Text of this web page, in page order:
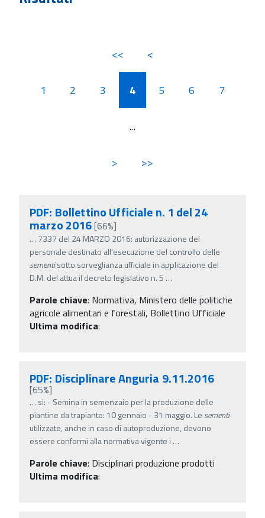
<< <
1 2 3 4 5 6 7
...
> >>
PDF: Bollettino Ufficiale n. 1 del 24
marzo 2016[66%]
… 7337 del 24 MARZO 2016: autorizzazione del
personale destinato all'esecuzione del controllo delle
sementisotto sorveglianza ufficiale in applicazione del
D.M. del attua il decreto legislativo n. 5 …
Parole chiave: Normativa, Ministero delle politiche
agricole alimentari e forestali, Bollettino Ufficiale
Ultima modifica:
PDF: Disciplinare Anguria 9.11.2016
[65%]
… si: - Semina in semenzaio per la produzione delle
piantine da trapianto: 10 gennaio - 31 maggio. Le sementi
utilizzate, anche in caso di autoproduzione, devono
essere conformi alla normativa vigente i …
Parole chiave: Disciplinari produzione prodotti
Ultima modifica: